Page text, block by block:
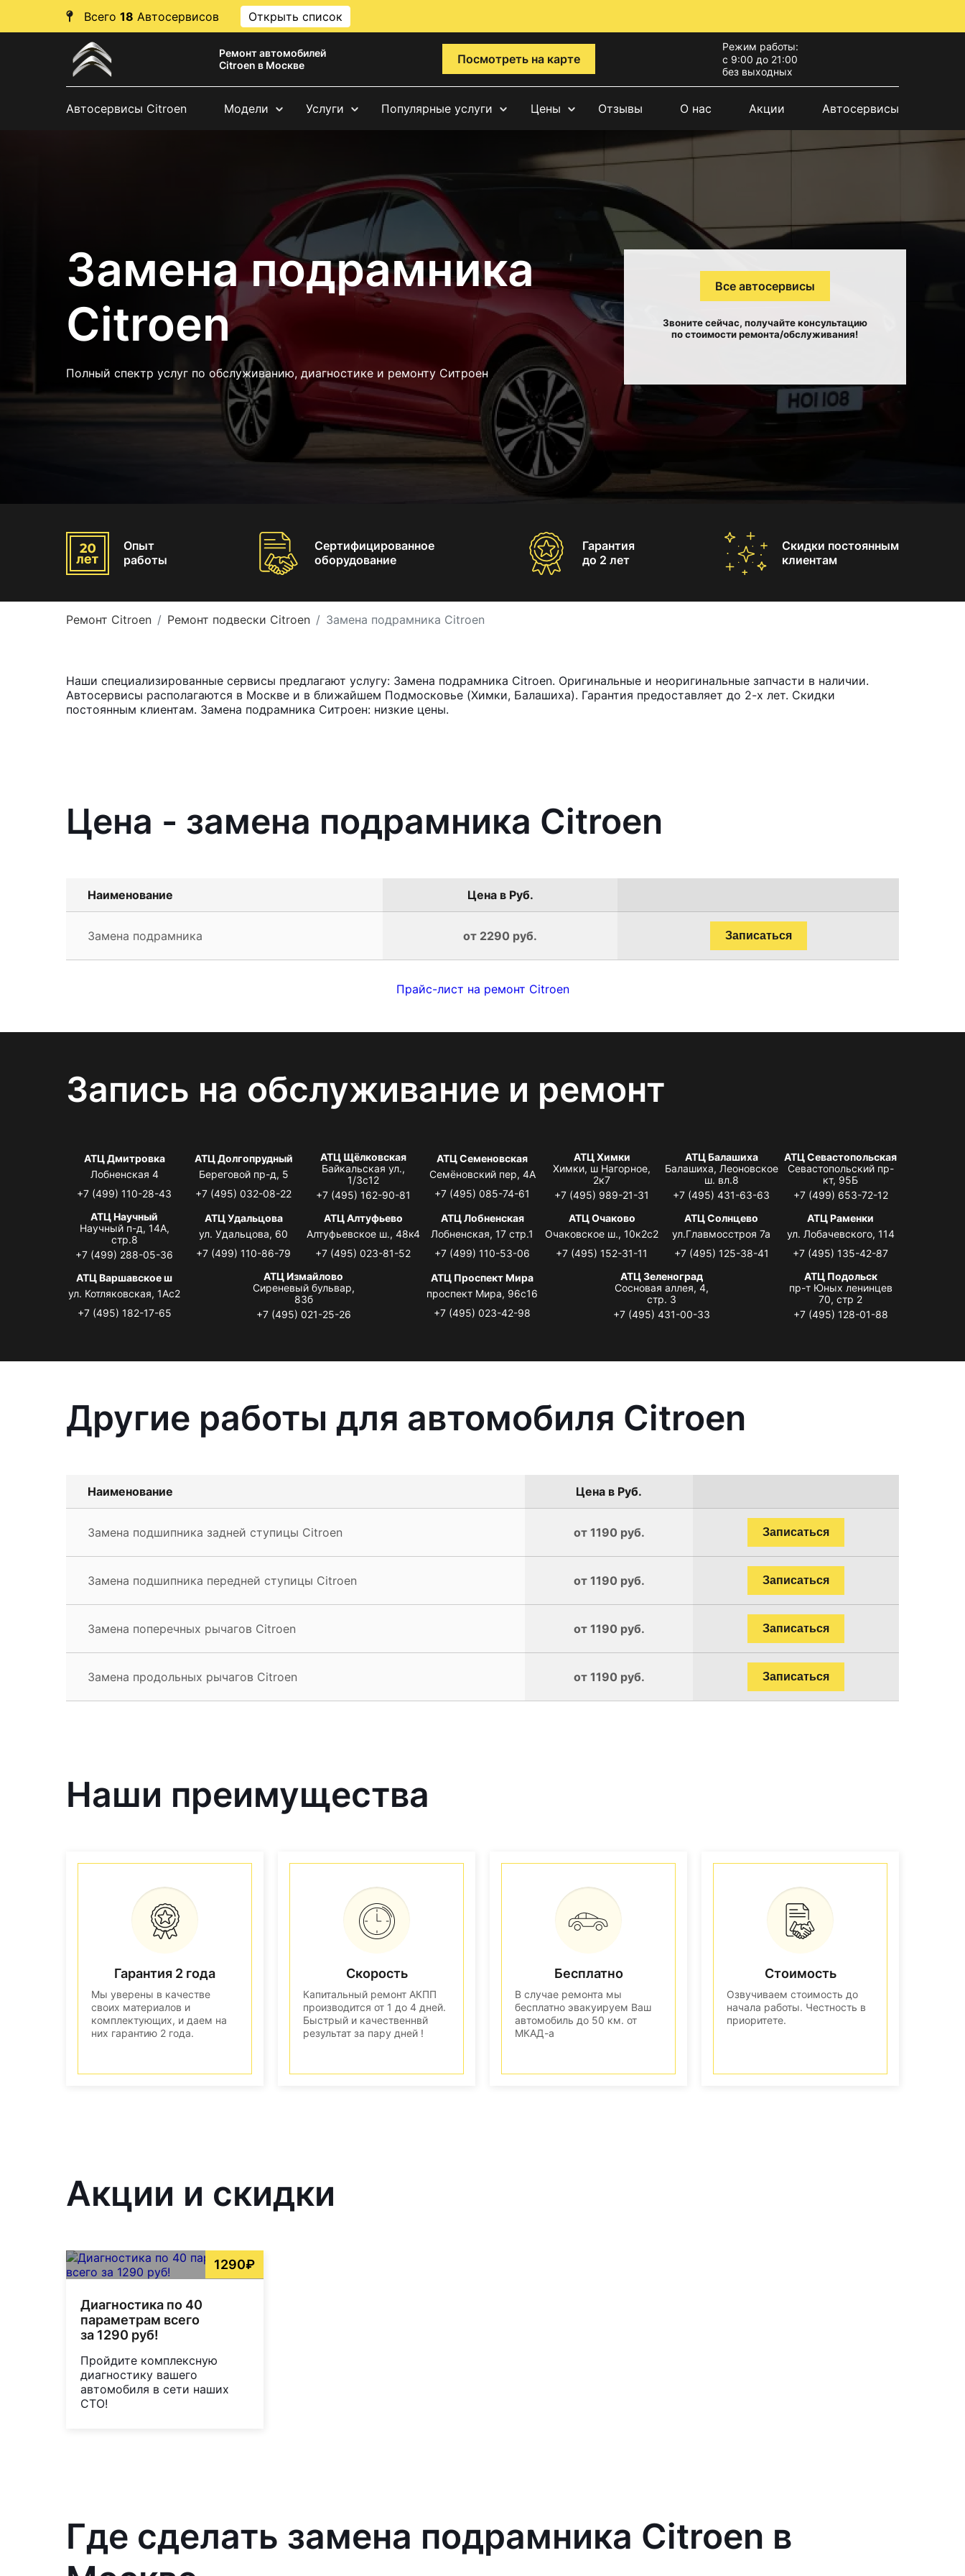
Всего 18 Автосервисов Открыть список
Ремонт автомобилей
Citroen в Москве
Посмотреть на карте
Режим работы:
с 9:00 до 21:00
без выходных
Автосервисы Citroen Модели Услуги Популярные услуги Цены Отзывы О нас Акции Автосервисы
Замена подрамника
Citroen
Полный спектр услуг по обслуживанию, диагностике и ремонту Ситроен
Все автосервисы
Звоните сейчас, получайте консультацию
по стоимости ремонта/обслуживания!
Опыт
работы
Сертифицированное
оборудование
Гарантия
до 2 лет
Скидки постоянным
клиентам
Ремонт Citroen Ремонт подвески Citroen Замена подрамника Citroen
Наши специализированные сервисы предлагают услугу: Замена подрамника Citroen. Оригинальные и неоригинальные запчасти в наличии.
Автосервисы располагаются в Москве и в ближайшем Подмосковье (Химки, Балашиха). Гарантия предоставляет до 2-х лет. Скидки
постоянным клиентам. Замена подрамника Ситроен: низкие цены.
Цена - замена подрамника Citroen
Наименование Цена в Руб.
Замена подрамника от 2290 руб. Записаться
Прайс-лист на ремонт Citroen
Запись на обслуживание и ремонт
АТЦ Дмитровка
Лобненская 4
+7 (499) 110-28-43
АТЦ Долгопрудный
Береговой пр-д, 5
+7 (495) 032-08-22
АТЦ Щёлковская
Байкальская ул.,
1/3с12
+7 (495) 162-90-81
АТЦ Семеновская
Семёновский пер, 4А
+7 (495) 085-74-61
АТЦ Химки
Химки, ш Нагорное,
2к7
+7 (495) 989-21-31
АТЦ Балашиха
Балашиха, Леоновское
ш. вл.8
+7 (495) 431-63-63
АТЦ Севастопольская
Севастопольский пр-
кт, 95Б
+7 (499) 653-72-12
АТЦ Научный
Научный п-д, 14А,
стр.8
+7 (499) 288-05-36
АТЦ Удальцова
ул. Удальцова, 60
+7 (499) 110-86-79
АТЦ Алтуфьево
Алтуфьевское ш., 48к4
+7 (495) 023-81-52
АТЦ Лобненская
Лобненская, 17 стр.1
+7 (499) 110-53-06
АТЦ Очаково
Очаковское ш., 10к2с2
+7 (495) 152-31-11
АТЦ Солнцево
ул.Главмосстроя 7а
+7 (495) 125-38-41
АТЦ Раменки
ул. Лобачевского, 114
+7 (495) 135-42-87
АТЦ Варшавское ш
ул. Котляковская, 1Ас2
+7 (495) 182-17-65
АТЦ Измайлово
Сиреневый бульвар,
83б
+7 (495) 021-25-26
АТЦ Проспект Мира
проспект Мира, 96с16
+7 (495) 023-42-98
АТЦ Зеленоград
Сосновая аллея, 4,
стр. 3
+7 (495) 431-00-33
АТЦ Подольск
пр-т Юных ленинцев
70, стр 2
+7 (495) 128-01-88
Другие работы для автомобиля Citroen
Наименование Цена в Руб.
Замена подшипника задней ступицы Citroen от 1190 руб. Записаться
Замена подшипника передней ступицы Citroen от 1190 руб. Записаться
Замена поперечных рычагов Citroen от 1190 руб. Записаться
Замена продольных рычагов Citroen от 1190 руб. Записаться
Наши преимущества
Гарантия 2 года
Мы уверены в качестве
своих материалов и
комплектующих, и даем на
них гарантию 2 года.
Скорость
Капитальный ремонт АКПП
производится от 1 до 4 дней.
Быстрый и качественнвй
результат за пару дней !
Бесплатно
В случае ремонта мы
бесплатно эвакуируем Ваш
автомобиль до 50 км. от
МКАД-а
Стоимость
Озвучиваем стоимость до
начала работы. Честность в
приоритете.
Акции и скидки
1290₽
Диагностика по 40
параметрам всего
за 1290 руб!
Пройдите комплексную
диагностику вашего
автомобиля в сети наших
СТО!
Где сделать замена подрамника Citroen в